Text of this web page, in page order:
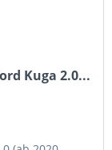
Kuga 2.0...